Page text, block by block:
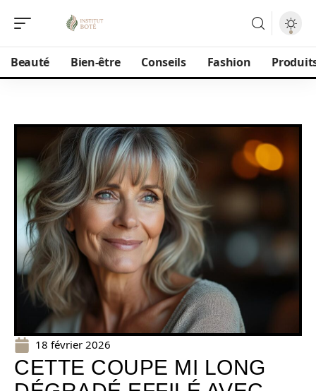
Beauté Bien-être Conseils Fashion
18 février 2026
CETTE COUPE MI LONG